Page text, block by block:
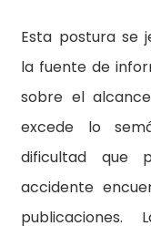
Esta postura se
la fuente de
sobre el
excede lo
dificultad que
accidente
publicaciones.